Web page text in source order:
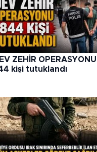
ZEHİR OPERASYONU
kişi tutuklandı